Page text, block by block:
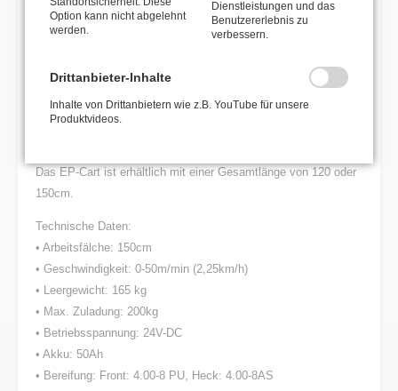
Handlauf gesteuert werden.
Schalten.
Aluminiumböden eingestellt werden.
Das EP-Cart ist erhältlich mit einer Gesamtlänge von 120 oder
150cm.
Technische Daten:
• Arbeitsfälche: 150cm
• Geschwindigkeit: 0-50m/min (2,25km/h)
• Leergewicht: 165 kg
• Max. Zuladung: 200kg
• Betriebsspannung: 24V-DC
• Akku: 50Ah
• Bereifung: Front: 4.00-8 PU, Heck: 4.00-8AS
Option kann nicht abgelehnt
werden.
Dienstleistungen und das
Benutzererlebnis zu
verbessern.
Drittanbieter-Inhalte
Inhalte von Drittanbietern wie z.B. YouTube für unsere
Produktvideos.